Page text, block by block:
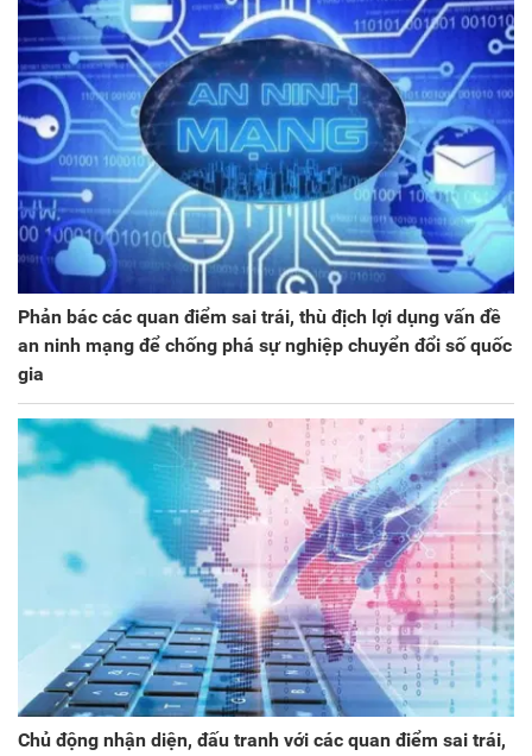
Phản bác các quan điểm sai trái, thù địch lợi dụng vấn đề
an ninh mạng để chống phá sự nghiệp chuyển đổi số quốc
gia
Chủ động nhận diện, đấu tranh với các quan điểm sai trái,